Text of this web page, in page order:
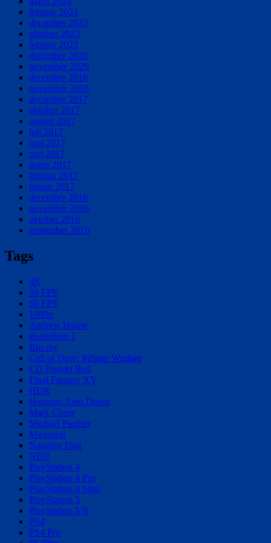
februar 2024
december 2023
oktober 2023
februar 2023
december 2020
november 2020
december 2018
november 2018
december 2017
oktober 2017
august 2017
juli 2017
juni 2017
maj 2017
marts 2017
februar 2017
januar 2017
december 2016
november 2016
oktober 2016
september 2016
Tags
4K
30 FPS
60 FPS
1080p
Andrew House
Battlefield 1
Blu-ray
Call of Duty: Infinite Warfare
CD Projekt Red
Final Fantasy XV
HDR
Horizon: Zero Dawn
Mark Cerny
Michael Pachter
Microsoft
Naughty Dog
NEO
PlayStation 4
PlayStation 4 Pro
PlayStation 4 Slim
PlayStation 5
PlayStation VR
PS4
PS4 Pro